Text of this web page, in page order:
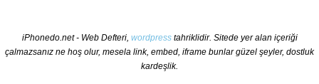
iPhonedo.net - Web Defteri, wordpresstahriklidir. Sitede yer alan içeriği
çalmazsanız ne hoş olur, mesela link, embed, iframe bunlar güzel şeyler, dostluk
kardeşlik.